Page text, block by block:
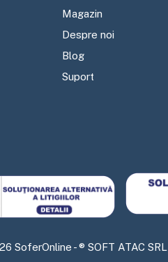
Magazin
Despre noi
Blog
Suport
SoferOnline - ® SOFT ATAC SRL |